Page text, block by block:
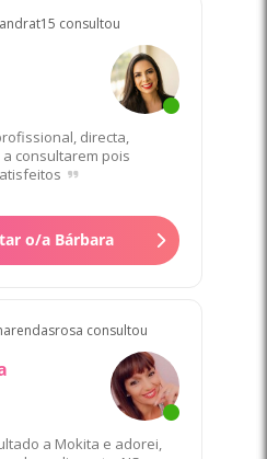
consultou
directa,
consultarem pois
o/a Bárbara
consultou
a Mokita e adorei,